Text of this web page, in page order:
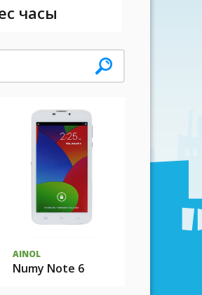
часы
AINOL
Numy Note 6